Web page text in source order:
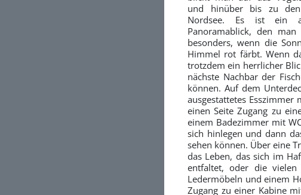
und hinüber bis zu
Nordsee. Es ist ein
Panoramablick, den
besonders, wenn die
Himmel rot färbt. Wenn
trotzdem ein herrlicher
nächste Nachbar der
können. Auf dem
ausgestattetes
einen Seite Zugang zu
einem Badezimmer mit
sich hinlegen und dann
sehen können. Über eine
das Leben, das sich im
entfaltet, oder die
Ledermöbeln und einem
Zugang zu einer Kabine